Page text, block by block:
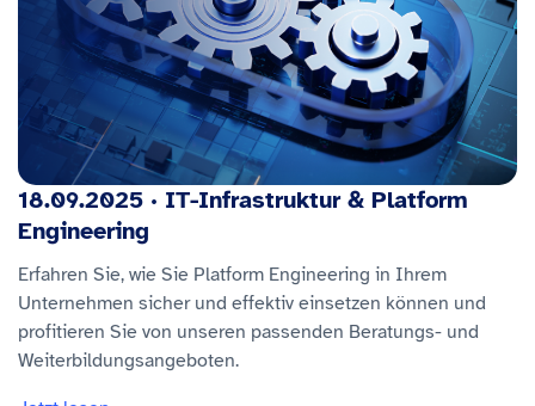
18.09.2025 · IT-Infrastruktur & Platform
Engineering
Erfahren Sie, wie Sie Platform Engineering in Ihrem
Unternehmen sicher und effektiv einsetzen können und
profitieren Sie von unseren passenden Beratungs- und
Weiterbildungsangeboten.